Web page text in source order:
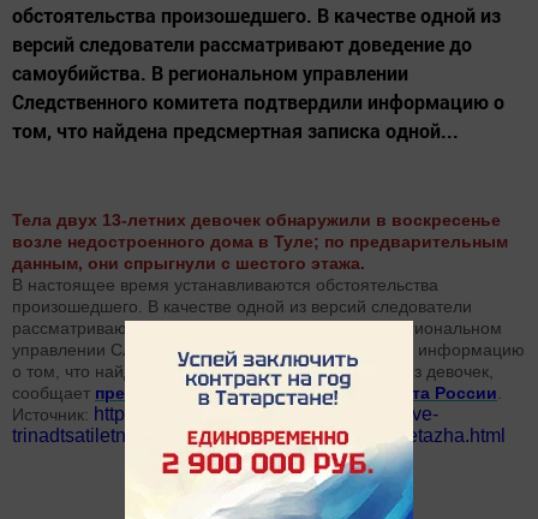
обстоятельства произошедшего. В качестве одной из
версий следователи рассматривают доведение до
самоубийства. В региональном управлении
Следственного комитета подтвердили информацию о
том, что найдена предсмертная записка одной...
Тела двух 13-летних девочек обнаружили в воскресенье
возле недостроенного дома в Туле; по предварительным
данным, они спрыгнули с шестого этажа.
В настоящее время устанавливаются обстоятельства
произошедшего. В качестве одной из версий следователи
рассматривают доведение до самоубийства. В региональном
управлении Следственного комитета подтвердили информацию
о том, что найдена предсмертная записка одной из девочек,
сообщает пресс-служба Следственного комитета России
Источник: http://zpravda.ru/novosti/item/23738-dve-
trinadtsatiletnie-devochki-sbrosilis-s-shestogo-etazha.html